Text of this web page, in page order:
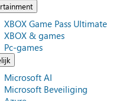
XBOX Game Pass Ultimate
XBOX & games
Pc-games
Microsoft AI
Microsoft Beveiliging